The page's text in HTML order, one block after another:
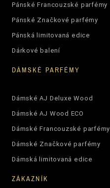
Pánské Francouzské parfémy
Pánské Značkové parfémy
Pánská limitovaná edice
Dárkové balení
DÁMSKÉ PARFÉMY
Dámské AJ Deluxe Wood
Dámské AJ Wood ECO
Dámské Francouzské parfémy
Dámské Značkové parfémy
Dámská limitovaná edice
ZÁKAZNÍK